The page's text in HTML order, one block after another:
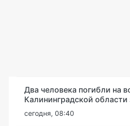
Два человека погибли на
Калининградской области
сегодня, 08:40